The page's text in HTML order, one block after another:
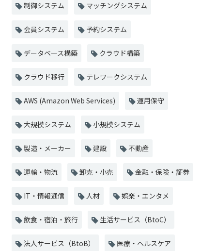
制御システム マッチングシステム
会員システム 予約システム
データベース構築 クラウド構築
クラウド移行 テレワークシステム
AWS (Amazon Web Services) 運用保守
大規模システム 小規模システム
製造・メーカー 建設 不動産
運輸・物流 卸売・小売 金融・保険・証券
IT・情報通信 人材 娯楽・エンタメ
飲食・宿泊・旅行 生活サービス（BtoC）
法人サービス（BtoB） 医療・ヘルスケア